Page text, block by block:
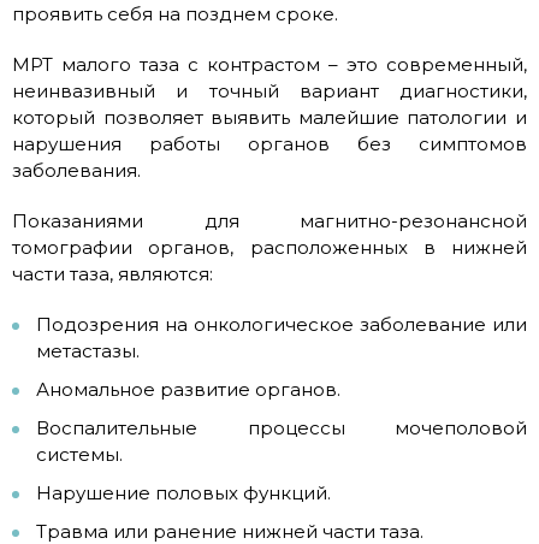
проявить себя на позднем сроке.
МРТ малого таза с контрастом – это современный,
неинвазивный и точный вариант диагностики,
который позволяет выявить малейшие патологии и
нарушения работы органов без симптомов
заболевания.
Показаниями для магнитно-резонансной
томографии органов, расположенных в нижней
части таза, являются:
Подозрения на онкологическое заболевание или
метастазы.
Аномальное развитие органов.
Воспалительные процессы мочеполовой
системы.
Нарушение половых функций.
Травма или ранение нижней части таза.